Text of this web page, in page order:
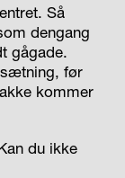
Så
dengang
gågade.
før
kommer
du ikke